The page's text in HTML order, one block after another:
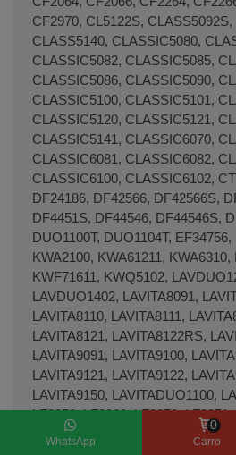
CF2970, CL5122S,
CLASS5140, CLASSIC5080,
CLASSIC5082, CLASSIC5085,
CLASSIC5086, CLASSIC5090,
CLASSIC5100, CLASSIC5101,
CLASSIC5120, CLASSIC5121,
CLASSIC5141, CLASSIC6070,
CLASSIC6081, CLASSIC6082,
CLASSIC6100, CLASSIC6102,
DF24186, DF42566, DF42566S,
DF4451S, DF44546, DF44546S,
DUO1100T, DUO1104T,
KWA2100, KWA61211,
KWF71611, KWQ5102,
LAVDUO1402, LAVITA8091,
LAVITA8110, LAVITA8111,
LAVITA8121, LAVITA8122RS,
LAVITA9091, LAVITA9100,
LAVITA9121, LAVITA9122,
LAVITA9150, LAVITADUO1100,
LF2052, LF2060, LF2250,
LF2451, LF2456, LF2541,
WhatsApp Carro
0